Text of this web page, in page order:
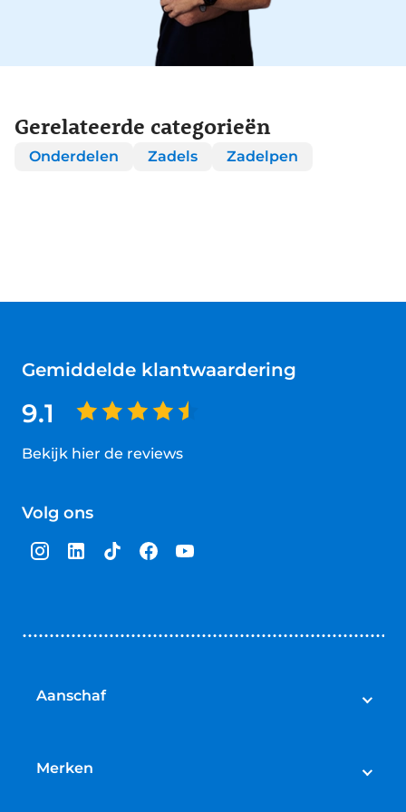
Gerelateerde categorieën
Onderdelen Zadels Zadelpen
Gemiddelde klantwaardering
9.1
Bekijk hier de reviews
van
sterren
Volg ons
Aanschaf
Speed pedelecs
Merken